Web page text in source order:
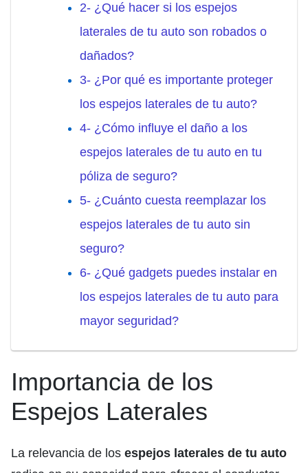
2- ¿Qué hacer si los espejos
laterales de tu auto son robados o
dañados?
3- ¿Por qué es importante proteger
los espejos laterales de tu auto?
4- ¿Cómo influye el daño a los
espejos laterales de tu auto en tu
póliza de seguro?
5- ¿Cuánto cuesta reemplazar los
espejos laterales de tu auto sin
seguro?
6- ¿Qué gadgets puedes instalar en
los espejos laterales de tu auto para
mayor seguridad?
Importancia de los
Espejos Laterales
La relevancia de los espejos laterales de tu auto